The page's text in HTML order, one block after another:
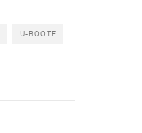
U-BOOTE